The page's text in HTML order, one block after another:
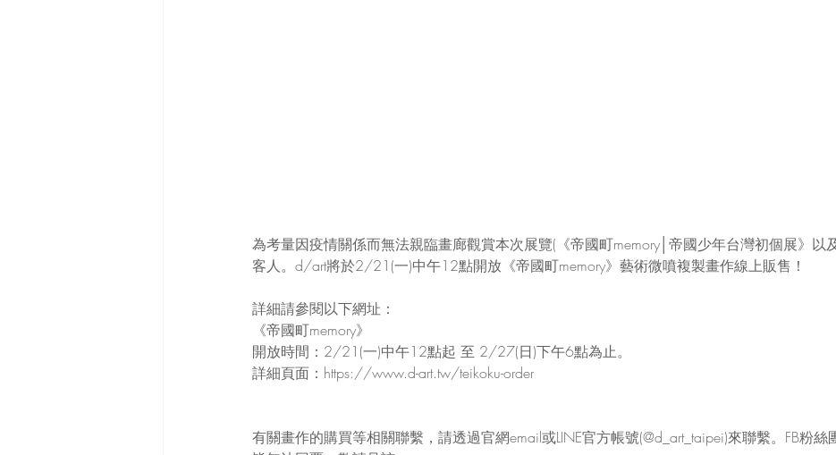
為考量因疫情關係而無法親臨畫廊觀賞本次展覽(《帝國町memory│帝國少年台灣初個展》以
客人。d/art將於2/21(一)中午12點開放《帝國町memory》藝術微噴複製畫作線上販售！
詳細請參閱以下網址：
《帝國町memory》
開放時間：2/21(一)中午12點起 至 2/27(日)下午6點為止。
詳細頁面：https://www.d-art.tw/teikoku-order
有關畫作的購買等相關聯繫，請透過官網email或LINE官方帳號(@d_art_taipei)來聯繫。FB粉絲